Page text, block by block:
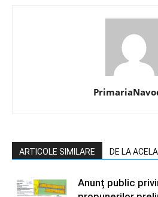
ARTICOLE SIMILARE DE LA
Anunț public